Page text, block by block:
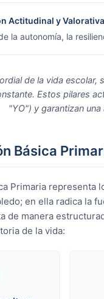
Actitudinal y Valorativa
la autonomía, la
de la vida escolar,
Estos pilares
"YO") y garantizan
Básica
Primaria
en ella radica la
de manera
de la vida: